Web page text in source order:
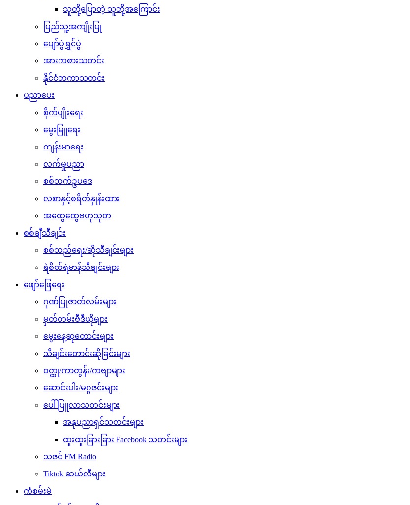
သူတို့ပြောတဲ့ သူတို့အကြောင်း
ပြည်သူ့အကျိုးပြု
ပျော်ပွဲရွှင်ပွဲ
အားကစားသတင်း
နိုင်ငံတကာသတင်း
ပညာပေး
စိုက်ပျိုးရေး
မွေးမြူရေး
ကျန်းမာရေး
လက်မှုပညာ
စစ်ဘက်ဥပဒေ
လစာနှင့်စရိတ်နှုန်းထား
အထွေထွေဗဟုသုတ
စစ်ချီသီချင်း
စစ်သည်ရေး/ဆိုသီချင်းများ
ရဲစိတ်ရဲမာန်သီချင်းများ
ဖျော်ဖြေရေး
ဂုဏ်ပြုဇာတ်လမ်းများ
မှတ်တမ်းဗီဒီယိုများ
မွေးနေ့ဆုတောင်းများ
သီချင်းတောင်းဆိုခြင်းများ
ဝတ္ထု/ကာတွန်း/ကဗျာများ
ဆောင်းပါး/မဂ္ဂဇင်းများ
ပေါ်ပြူလာသတင်းများ
အနုပညာရှင်သတင်းများ
ထူးထူးခြားခြား Facebook သတင်းများ
သဇင် FM Radio
Tiktok ဆယ်လီများ
ကံစမ်းမဲ